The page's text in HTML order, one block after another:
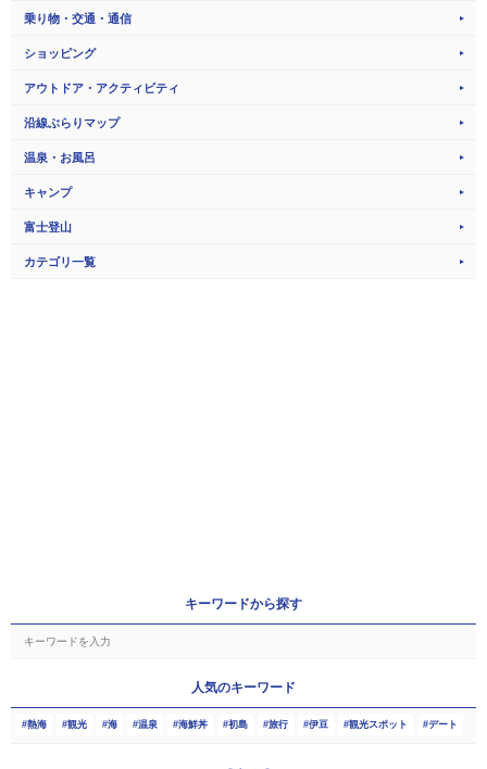
乗り物・交通・通信
ショッピング
アウトドア・アクティビティ
沿線ぶらりマップ
温泉・お風呂
キャンプ
富士登山
カテゴリ一覧
キーワードから探す
人気のキーワード
熱海 観光 海 温泉 海鮮丼 初島 旅行 伊豆 観光スポット デート